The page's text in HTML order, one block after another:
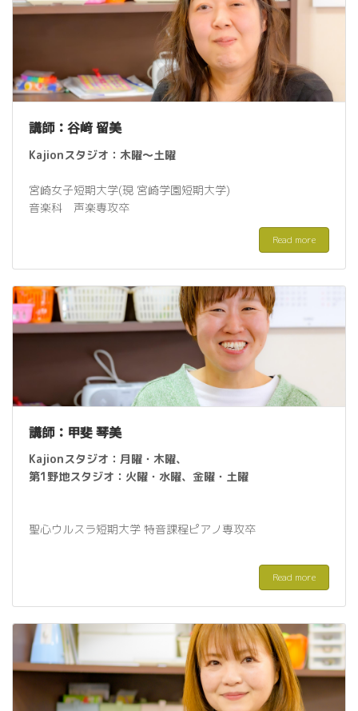
講師：谷﨑 留美
Kajionスタジオ： 木曜〜土曜
宮崎女子短期大学(現 宮崎学園短期大学)
音楽科 声楽専攻卒
Read more
講師：甲斐 琴美
Kajionスタジオ： 月曜・木曜、
第1野地スタジオ：火曜・水曜、金曜 ・土曜
聖心ウルスラ短期大学 特音課程ピアノ専攻卒
Read more